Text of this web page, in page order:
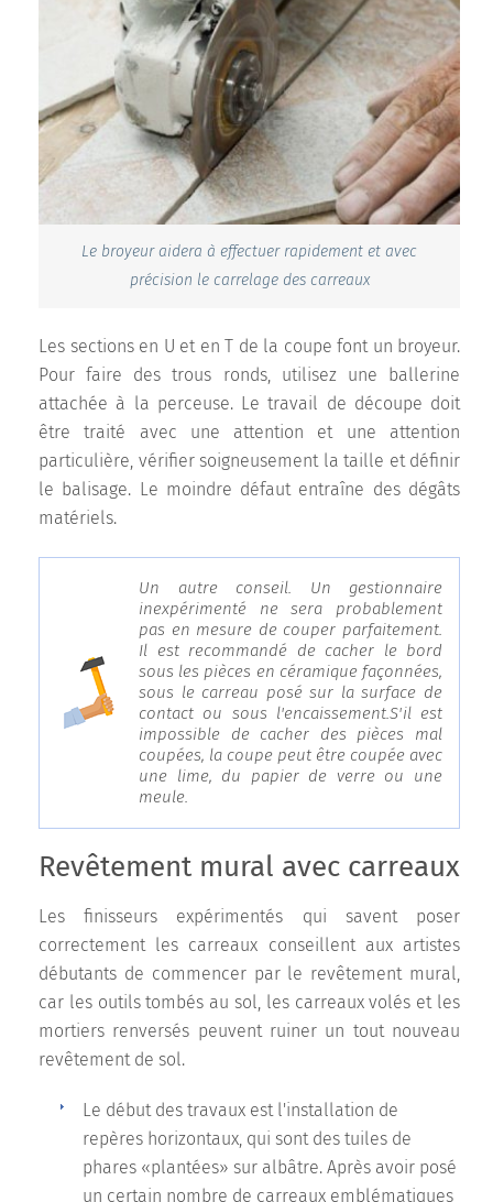
Le broyeur aidera à effectuer rapidement et avec
précision le carrelage des carreaux
Les sections en U et en T de la coupe font un broyeur.
Pour faire des trous ronds, utilisez une ballerine
attachée à la perceuse. Le travail de découpe doit
être traité avec une attention et une attention
particulière, vérifier soigneusement la taille et définir
le balisage. Le moindre défaut entraîne des dégâts
matériels.
Un autre conseil. Un gestionnaire
inexpérimenté ne sera probablement
pas en mesure de couper parfaitement.
Il est recommandé de cacher le bord
sous les pièces en céramique façonnées,
sous le carreau posé sur la surface de
contact ou sous l'encaissement.S'il est
impossible de cacher des pièces mal
coupées, la coupe peut être coupée avec
une lime, du papier de verre ou une
meule.
Revêtement mural avec carreaux
Les finisseurs expérimentés qui savent poser
correctement les carreaux conseillent aux artistes
débutants de commencer par le revêtement mural,
car les outils tombés au sol, les carreaux volés et les
mortiers renversés peuvent ruiner un tout nouveau
revêtement de sol.
Le début des travaux est l'installation de
repères horizontaux, qui sont des tuiles de
phares «plantées» sur albâtre. Après avoir posé
un certain nombre de carreaux emblématiques